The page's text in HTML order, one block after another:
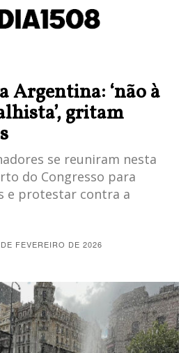
Argentina: ‘não à
gritam
se reuniram nesta
do Congresso para
e protestar contra a
FEVEREIRO DE 2026